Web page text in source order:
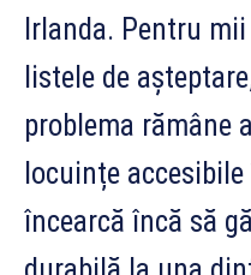
Irlanda. Pentru
listele de
problema rămâne
locuințe
încearcă încă să